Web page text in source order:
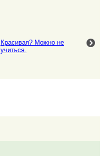
Красивая? Можно не
учиться.